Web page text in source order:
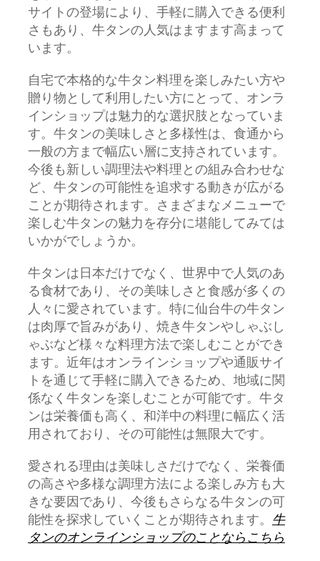
サイトの登場により、手軽に購入できる便利
さもあり、牛タンの人気はますます高まって
います。
自宅で本格的な牛タン料理を楽しみたい方や
贈り物として利用したい方にとって、オンラ
インショップは魅力的な選択肢となっていま
す。牛タンの美味しさと多様性は、食通から
一般の方まで幅広い層に支持されています。
今後も新しい調理法や料理との組み合わせな
ど、牛タンの可能性を追求する動きが広がる
ことが期待されます。さまざまなメニューで
楽しむ牛タンの魅力を存分に堪能してみては
いかがでしょうか。
牛タンは日本だけでなく、世界中で人気のあ
る食材であり、その美味しさと食感が多くの
人々に愛されています。特に仙台牛の牛タン
は肉厚で旨みがあり、焼き牛タンやしゃぶし
ゃぶなど様々な料理方法で楽しむことができ
ます。近年はオンラインショップや通販サイ
トを通じて手軽に購入できるため、地域に関
係なく牛タンを楽しむことが可能です。牛タ
ンは栄養価も高く、和洋中の料理に幅広く活
用されており、その可能性は無限大です。
愛される理由は美味しさだけでなく、栄養価
の高さや多様な調理方法による楽しみ方も大
きな要因であり、今後もさらなる牛タンの可
能性を探求していくことが期待されます。 牛
タンのオンラインショップのことならこちら